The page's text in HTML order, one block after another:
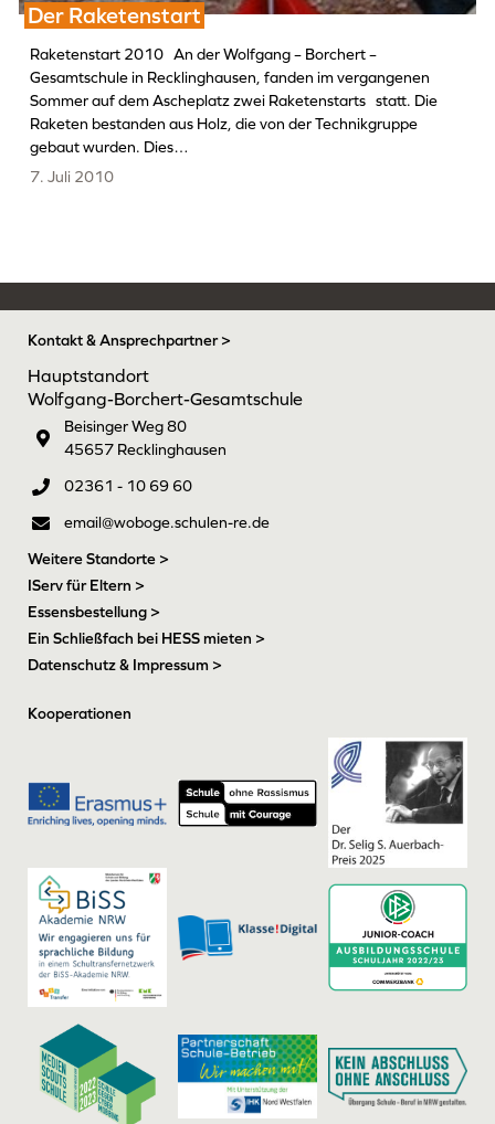
Der Raketenstart
Raketenstart 2010 An der Wolfgang – Borchert –
Gesamtschule in Recklinghausen, fanden im vergangenen
Sommer auf dem Ascheplatz zwei Raketenstarts statt. Die
Raketen bestanden aus Holz, die von der Technikgruppe
gebaut wurden. Dies…
7. Juli 2010
Kontakt & Ansprechpartner >
Hauptstandort
Wolfgang-Borchert-Gesamtschule
Beisinger Weg 80
45657 Recklinghausen
02361 - 10 69 60
email@woboge.schulen-re.de
Weitere Standorte >
IServ für Eltern >
Essensbestellung >
Ein Schließfach bei HESS mieten >
Datenschutz & Impressum >
Kooperationen